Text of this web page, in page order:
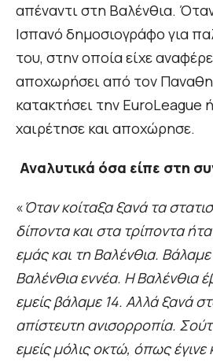
απέναντι στη Βαλένθια.
Ισπανό δημοσιογράφο για
του, στην οποία είχε
αποχωρήσει από τον
κατακτήσει την
χαιρέτησε και αποχώρησε.
Αναλυτικά όσα είπε στη
«Όταν κοίταξα ξανά τα
δίποντα και στα τρίποντα
εμάς και τη Βαλένθια.
Βαλένθια εννέα. Η Βαλένθια
εμείς βάλαμε 14. Αλλά ξανά
απίστευτη ανισορροπία.
εμείς μόλις οκτώ, όπως έγινε